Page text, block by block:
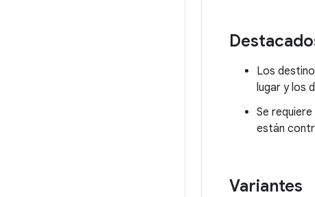
Los
lugar y los
Se
están
Variantes